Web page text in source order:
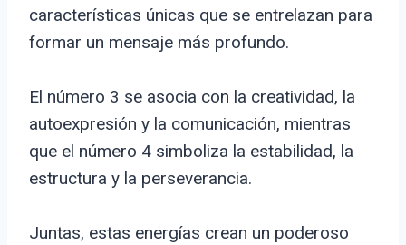
características únicas que se entrelazan para
formar un mensaje más profundo.
El número 3 se asocia con la creatividad, la
autoexpresión y la comunicación, mientras
que el número 4 simboliza la estabilidad, la
estructura y la perseverancia.
Juntas, estas energías crean un poderoso